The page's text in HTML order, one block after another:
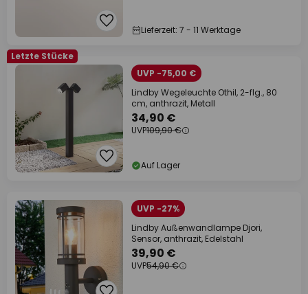
Lieferzeit: 7 - 11 Werktage
Letzte Stücke
UVP -75,00 €
Lindby Wegeleuchte Othil, 2-flg., 80
cm, anthrazit, Metall
34,90 €
UVP109,90 €
Auf Lager
UVP -27%
Lindby Außenwandlampe Djori,
Sensor, anthrazit, Edelstahl
39,90 €
UVP54,90 €